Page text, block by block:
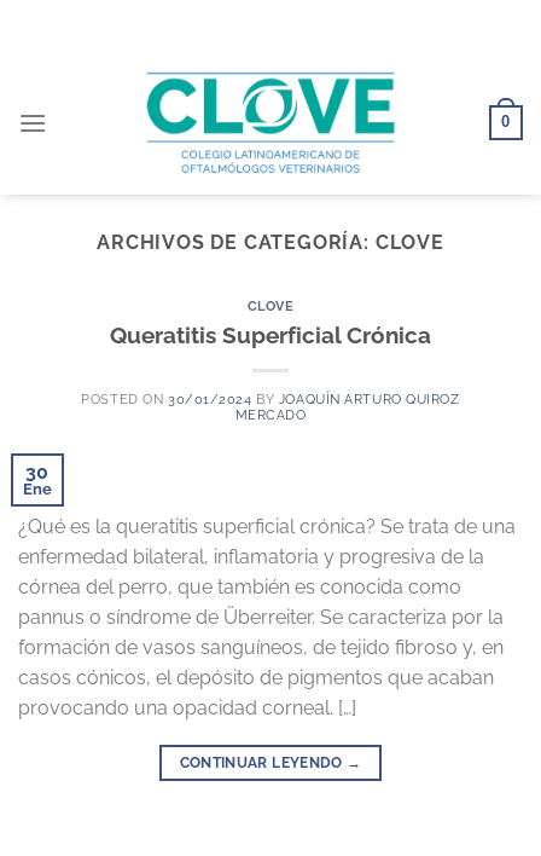
0
ARCHIVOS DE CATEGORÍA: CLOVE
CLOVE
Queratitis Superficial Crónica
POSTED ON 30/01/2024 BY JOAQUÍN ARTURO QUIROZ
MERCADO
30
Ene
¿Qué es la queratitis superficial crónica? Se trata de una
enfermedad bilateral, inflamatoria y progresiva de la
córnea del perro, que también es conocida como
pannus o síndrome de Überreiter. Se caracteriza por la
formación de vasos sanguíneos, de tejido fibroso y, en
casos cónicos, el depósito de pigmentos que acaban
provocando una opacidad corneal. […]
CONTINUAR LEYENDO →